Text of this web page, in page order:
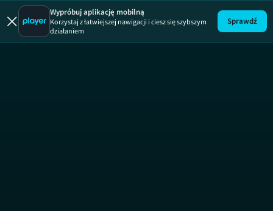
Wypróbuj aplikację mobilną
Korzystaj z łatwiejszej nawigacji i ciesz się szybszym
działaniem
Sprawdź